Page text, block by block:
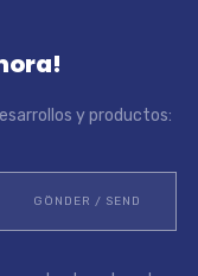
y productos: